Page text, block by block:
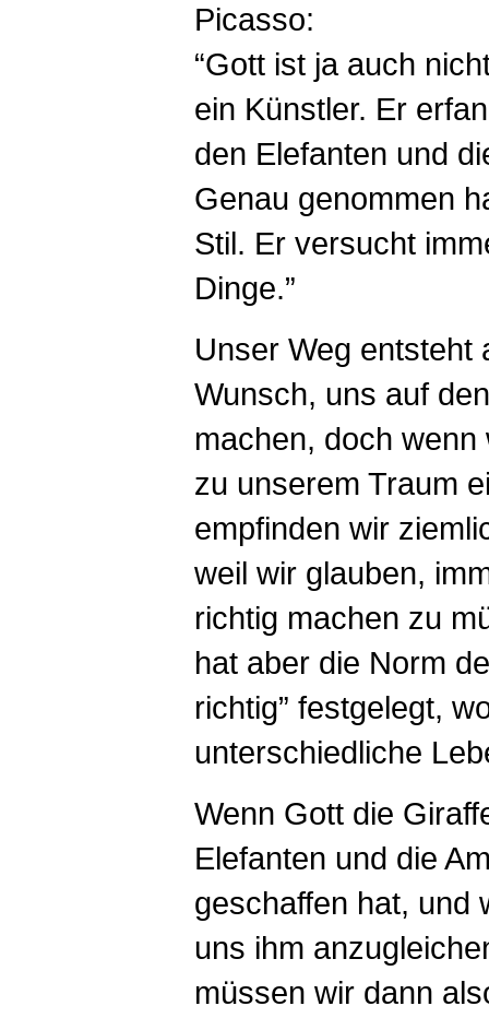
Picasso:
“Gott ist ja auch
ein Künstler. Er
den Elefanten und
Genau genommen
Stil. Er versucht
Dinge.”
Unser Weg entsteht
Wunsch, uns auf
machen, doch wenn
zu unserem Traum
empfinden wir
weil wir glauben,
richtig machen zu
hat aber die Norm
richtig” festgelegt,
unterschiedliche
Wenn Gott die
Elefanten und die
geschaffen hat, und
uns ihm
müssen wir dann